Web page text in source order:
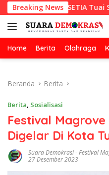
Langsung
ke
konten
Breaking News
RAZA SETIA Tuai Sorotan
Home Berita Olahraga
Beranda Berita
Berita, Sosialisasi
Festival
Digelar Di Kota
Suara Demokrasi-Festival
27 Desember 2023